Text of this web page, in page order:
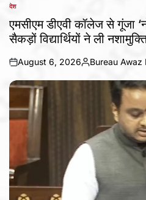
POSTED
देश
एमसीएम डीएवी कॉलेज से गूंजा
सैकड़ों विद्यार्थियों ने ली
on
August 6, 2026
Posted
by
Bureau Awaz